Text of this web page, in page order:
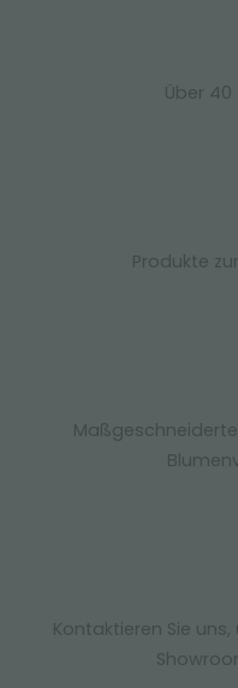
Über
Produkte
Kontaktieren Sie